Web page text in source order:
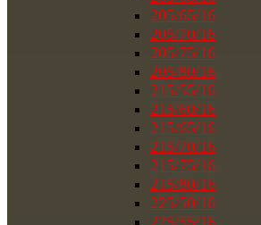
205/65/16
205/70/16
205/75/16
205/80/16
215/55/16
215/60/16
215/65/16
215/70/16
215/75/16
215/80/16
225/50/16
225/55/16